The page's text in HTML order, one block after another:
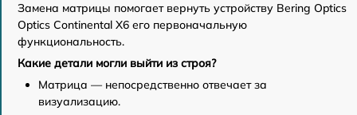
Замена матрицы помогает вернуть устройству Bering Optics
Optics Continental X6 его первоначальную
функциональность.
Какие детали могли выйти из строя?
Матрица — непосредственно отвечает за
визуализацию.